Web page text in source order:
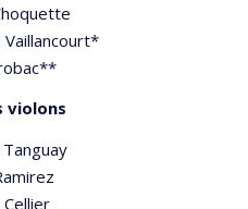
Vaillancourt*
violons
Cellier